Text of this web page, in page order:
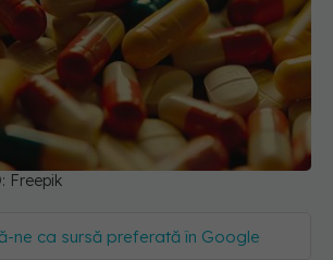
Freepik
ne ca sursă preferată în Google